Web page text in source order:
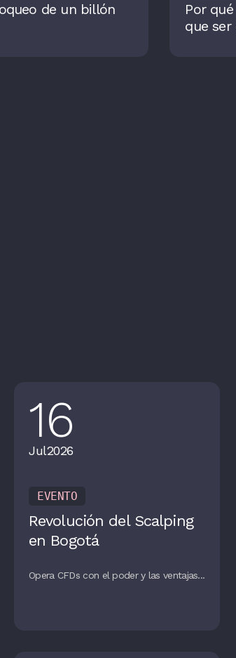
de un billón
Por
que
16
Jul2026
EVENTO
Revolución del Scalping
en Bogotá
Opera CFDs con el poder y las ventajas...